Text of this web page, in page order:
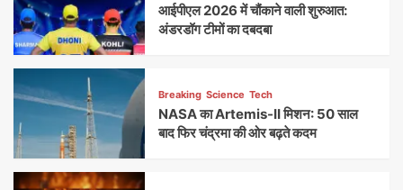
आईपीएल 2026 में चौंकाने वाली शुरुआत:
अंडरडॉग टीमों का दबदबा
Breaking Science Tech
NASA का Artemis-II मिशन: 50 साल
बाद फिर चंद्रमा की ओर बढ़ते कदम